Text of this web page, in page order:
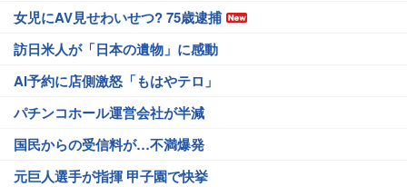
女児にAV見せわいせつ? 75歳逮捕
訪日米人が「日本の遺物」に感動
AI予約に店側激怒「もはやテロ」
パチンコホール運営会社が半減
国民からの受信料が…不満爆発
元巨人選手が指揮 甲子園で快挙